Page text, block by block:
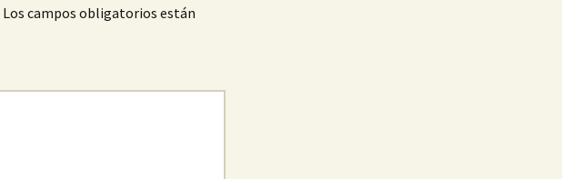
Los campos obligatorios están